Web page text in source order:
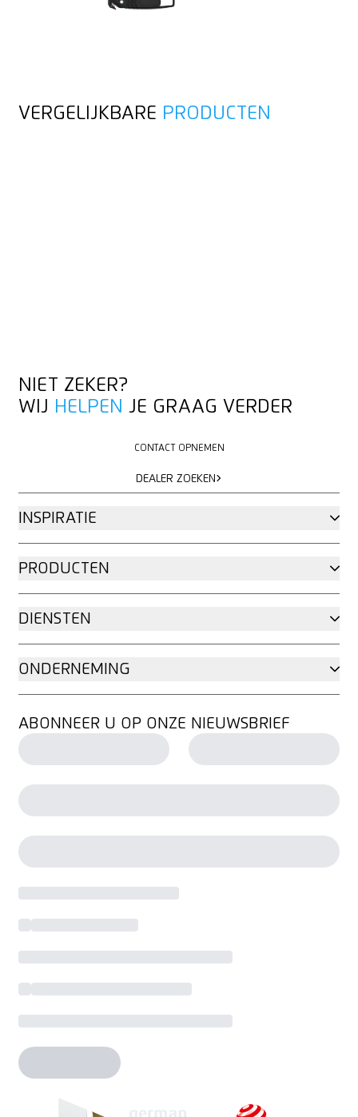
VERGELIJKBARE PRODUCTEN
NIET ZEKER?
WIJ HELPEN JE GRAAG VERDER
CONTACT OPNEMEN
DEALER ZOEKEN
INSPIRATIE
PRODUCTEN
DIENSTEN
ONDERNEMING
ABONNEER U OP ONZE NIEUWSBRIEF